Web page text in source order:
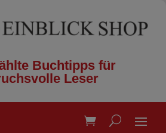
Buchtipps für
Leser